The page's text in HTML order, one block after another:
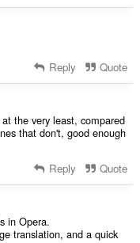
Reply Quote
the very least, compared
that don't, good enough
Reply Quote
in Opera.
translation, and a quick